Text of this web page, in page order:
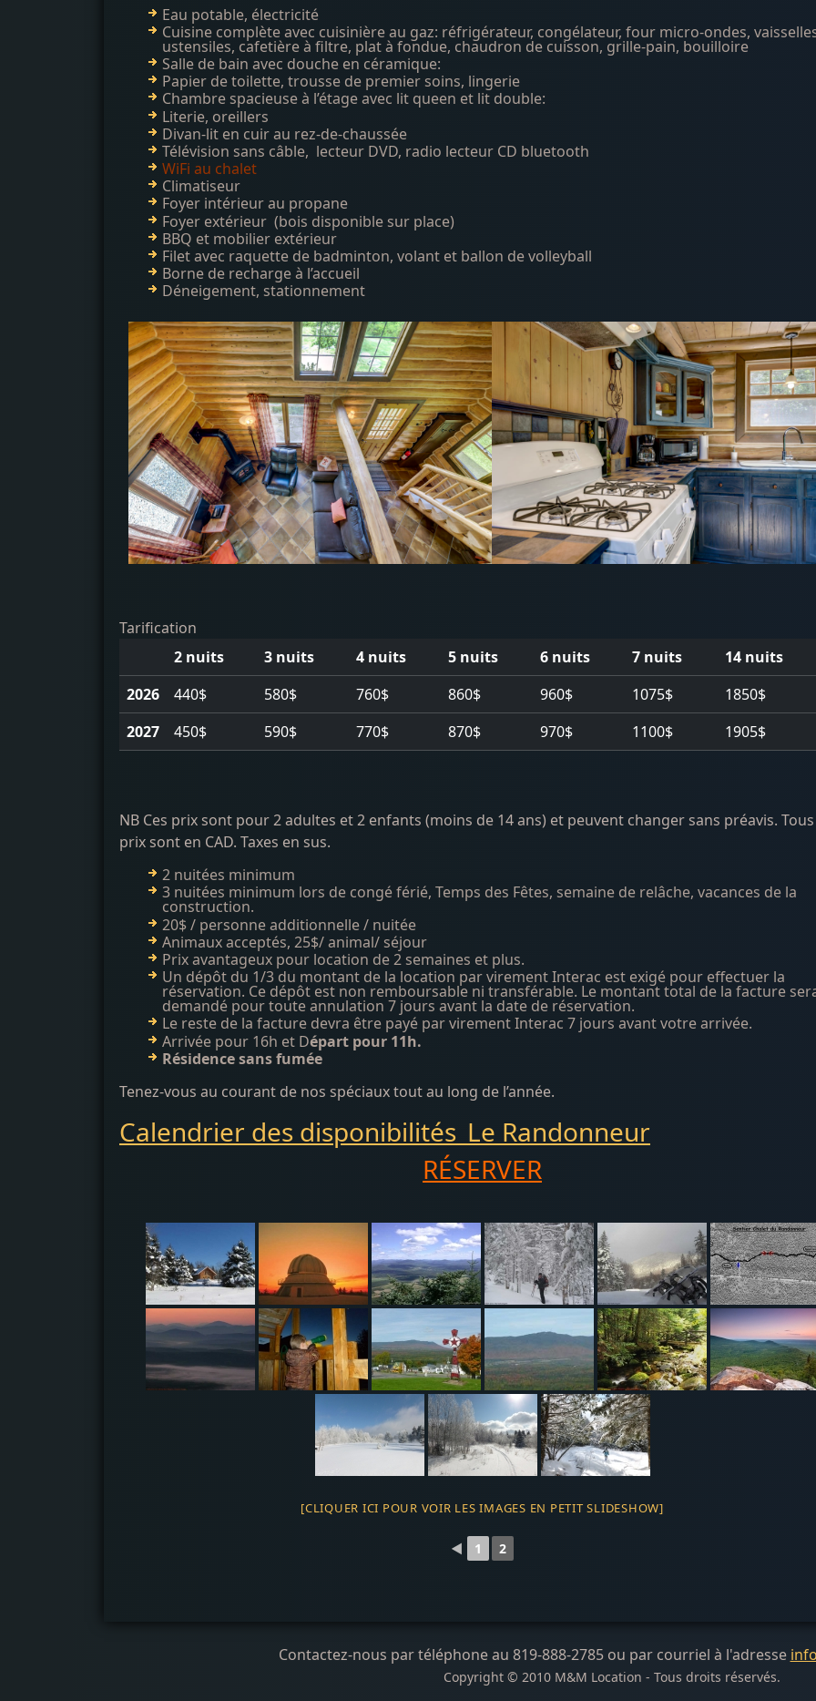
Eau potable, électricité
Cuisine complète avec cuisinière au gaz: réfrigérateur, congélateur, four micro-ondes,
ustensiles, cafetière à filtre, plat à fondue, chaudron de cuisson, grille-pain, bouilloire
Salle de bain avec douche en céramique:
Papier de toilette, trousse de premier soins, lingerie
Chambre spacieuse à l’étage avec lit queen et lit double:
Literie, oreillers
Divan-lit en cuir au rez-de-chaussée
Télévision sans câble, lecteur DVD, radio lecteur CD bluetooth
WiFi au chalet
Climatiseur
Foyer intérieur au propane
Foyer extérieur (bois disponible sur place)
BBQ et mobilier extérieur
Filet avec raquette de badminton, volant et ballon de volleyball
Borne de recharge à l’accueil
Déneigement, stationnement
Tarification
2 nuits
3 nuits 4 nuits 5 nuits 6 nuits 7 nuits
14 nuits
2026
440$ 580$ 760$ 860$ 960$ 1075$
1850$
2027
450$ 590$ 770$ 870$ 970$ 1100$ 1905$
NB Ces prix sont pour 2 adultes et 2 enfants (moins de 14 ans) et peuvent changer sans préavis.
prix sont en CAD. Taxes en sus.
2 nuitées minimum
3 nuitées minimum lors de congé férié, Temps des Fêtes, semaine de relâche, vacances de la
construction.
20$ / personne additionnelle / nuitée
Animaux acceptés, 25$/ animal/ séjour
Prix avantageux pour location de 2 semaines et plus.
Un dépôt du 1/3 du montant de la location par virement Interac est exigé pour effectuer la
réservation. Ce dépôt est non remboursable ni transférable. Le montant total de la facture
demandé pour toute annulation 7 jours avant la date de réservation.
Le reste de la facture devra être payé par virement Interac 7 jours avant votre arrivée.
Arrivée pour 16h et Départ pour 11h.
Résidence sans fumée
Tenez-vous au courant de nos spéciaux tout au long de l’année.
Calendrier des disponibilités_Le Randonneur
RÉSERVER
[CLIQUER ICI POUR VOIR LES IMAGES EN PETIT SLIDESHOW]
◄ 1 2
Contactez-nous par téléphone au 819-888-2785 ou par courriel à l'adresse
Copyright © 2010 M&M Location - Tous droits réservés.